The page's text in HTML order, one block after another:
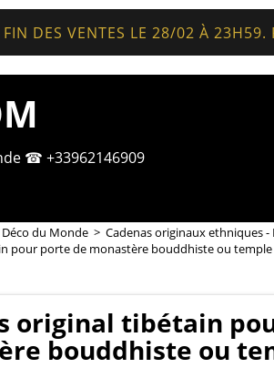
FIN DES VENTES LE 28/02 À 23H59.
☎ +33962146909
Déco du Monde > Cadenas originaux ethniques -
pour porte de monastère bouddhiste ou temple
original tibétain
bouddhiste ou